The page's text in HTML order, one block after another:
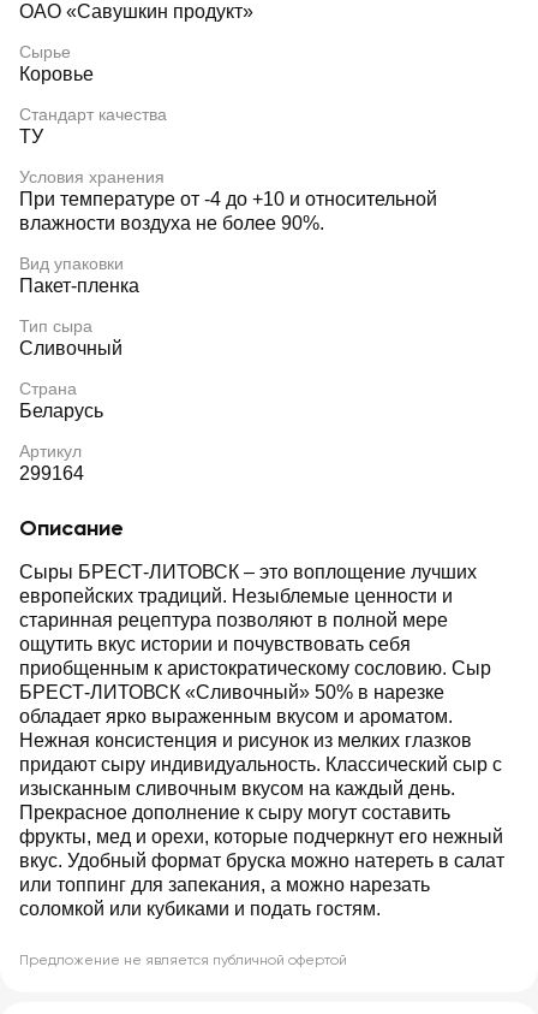
OAO «Савушкин продукт»
Сырье
Коровье
Стандарт качества
ТУ
Условия хранения
При температуре от -4 до +10 и относительной
влажности воздуха не более 90%.
Вид упаковки
Пакет-пленка
Тип сыра
Сливочный
Страна
Беларусь
Артикул
299164
Описание
Сыры БРЕСТ-ЛИТОВСК – это воплощение лучших
европейских традиций. Незыблемые ценности и
старинная рецептура позволяют в полной мере
ощутить вкус истории и почувствовать себя
приобщенным к аристократическому сословию. Сыр
БРЕСТ-ЛИТОВСК «Сливочный» 50% в нарезке
обладает ярко выраженным вкусом и ароматом.
Нежная консистенция и рисунок из мелких глазков
придают сыру индивидуальность. Классический сыр с
изысканным сливочным вкусом на каждый день.
Прекрасное дополнение к сыру могут составить
фрукты, мед и орехи, которые подчеркнут его нежный
вкус. Удобный формат бруска можно натереть в салат
или топпинг для запекания, а можно нарезать
соломкой или кубиками и подать гостям.
Предложение не является публичной офертой